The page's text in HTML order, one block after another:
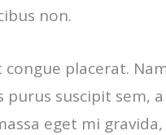
non.
placerat.
suscipit sem,
eget mi